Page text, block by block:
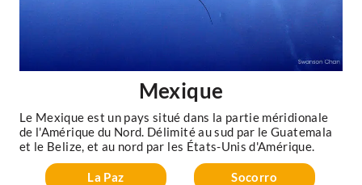
Mexique
Le Mexique est un pays situé dans la partie méridionale
de l'Amérique du Nord. Délimité au sud par le Guatemala
et le Belize, et au nord par les États-Unis d'Amérique.
La Paz Socorro